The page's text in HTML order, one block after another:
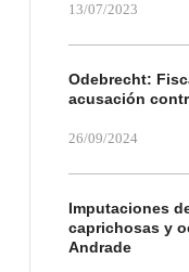
13/07/2023
Odebrecht:
acusación
26/09/2024
Imputaciones
caprichosas y
Andrade